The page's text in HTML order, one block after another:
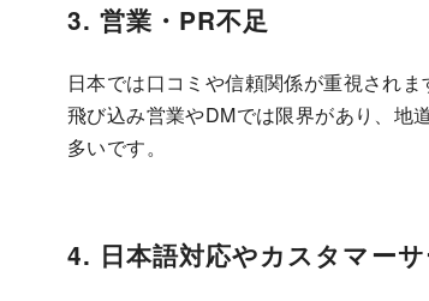
3. 営業・PR不足
日本では口コミや信頼関係が重視されま
飛び込み営業やDMでは限界があり、地
多いです。
4. 日本語対応やカスタマー